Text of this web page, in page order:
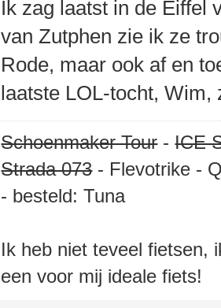
Ik zag laatst in de Eiffel
van Zutphen zie ik ze
Rode, maar ook af en
laatste LOL-tocht, Wim,
Schoenmaker Tour-ICE
Strada 073- Flevotrike -
- besteld: Tuna
Ik heb niet teveel fietsen,
een voor mij ideale fiets!